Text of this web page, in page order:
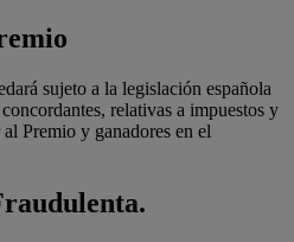
sujeto a la legislación española
relativas a impuestos y
Premio y ganadores en el